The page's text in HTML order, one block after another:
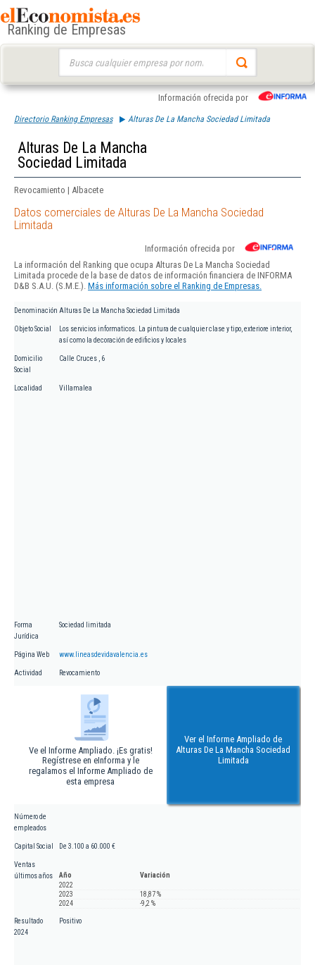
Ranking de Empresas
Información ofrecida por
Directorio Ranking Empresas Alturas De La Mancha Sociedad Limitada
Alturas De La Mancha
Sociedad Limitada
Revocamiento | Albacete
Datos comerciales de Alturas De La Mancha Sociedad
Limitada
Información ofrecida por
La información del Ranking que ocupa Alturas De La Mancha Sociedad
Limitada procede de la base de datos de información financiera de INFORMA
D&B S.A.U. (S.M.E.). Más información sobre el Ranking de Empresas.
Denominación Alturas De La Mancha Sociedad Limitada
Objeto Social
Los servicios informaticos. La pintura de cualquier clase y tipo, exteriore interior,
así como la decoración de edificios y locales
Domicilio
Social
Calle Cruces , 6
Localidad Villamalea
Forma
Jurídica
Sociedad limitada
Página Web www.lineasdevidavalencia.es
Actividad Revocamiento
Ve el Informe Ampliado. ¡Es gratis!
Regístrese en eInforma y le
regalamos el Informe Ampliado de
esta empresa
Ver el Informe Ampliado de
Alturas De La Mancha Sociedad
Limitada
Número de
empleados
Capital Social De 3.100 a 60.000 €
Ventas
últimos años
Año
Variación
2022
2023
18,87 %
2024
-9,2 %
Resultado
2024
Positivo